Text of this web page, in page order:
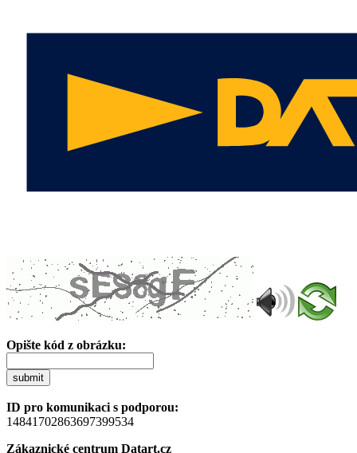
Opište kód z obrázku:
submit
ID pro komunikaci s podporou:
14841702863697399534
Zákaznické centrum Datart.cz